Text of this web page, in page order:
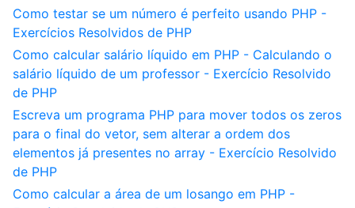
Como testar se um número é perfeito usando PHP -
Exercícios Resolvidos de PHP
Como calcular salário líquido em PHP - Calculando o
salário líquido de um professor - Exercício Resolvido
de PHP
Escreva um programa PHP para mover todos os zeros
para o final do vetor, sem alterar a ordem dos
elementos já presentes no array - Exercício Resolvido
de PHP
Como calcular a área de um losango em PHP -